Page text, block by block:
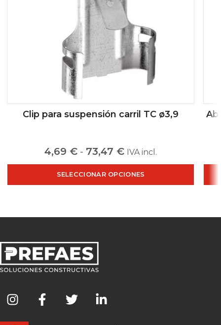
Clip para suspensión carril TC ø3,9
4,69 € - 73,47 € IVA incl.
SELECCIONAR OPCIONES